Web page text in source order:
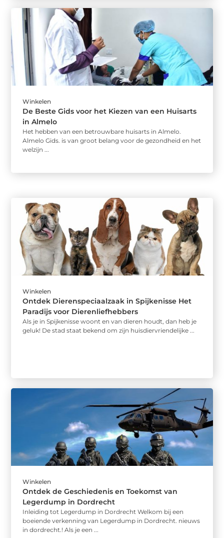
Winkelen
De Beste Gids voor het Kiezen van een Huisarts
in Almelo
Het hebben van een betrouwbare huisarts in Almelo.
Almelo Gids. is van groot belang voor de gezondheid en het
welzijn ...
Winkelen
Ontdek Dierenspeciaalzaak in Spijkenisse Het
Paradijs voor Dierenliefhebbers
Als je in Spijkenisse woont en van dieren houdt, dan heb je
geluk! De stad staat bekend om zijn huisdiervriendelijke ...
Winkelen
Ontdek de Geschiedenis en Toekomst van
Legerdump in Dordrecht
Inleiding tot Legerdump in Dordrecht Welkom bij een
boeiende verkenning van Legerdump in Dordrecht. nieuws
in dordrecht.! Als je een ...